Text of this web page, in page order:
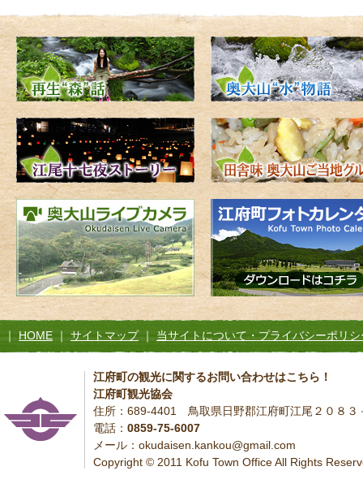
｜ HOME ｜サイトマップ｜ 当サイトについて・プライバシーポリシ
江府町の観光に関するお問い合わせはこちら！
江府町観光協会
住所：689-4401 鳥取県日野郡江府町江尾２０８３
電話： 0859-75-6007
メール：okudaisen.kankou@gmail.com
Copyright © 2011 Kofu Town Office All Rights